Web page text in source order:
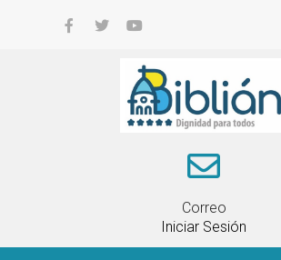
Correo
Iniciar Sesión